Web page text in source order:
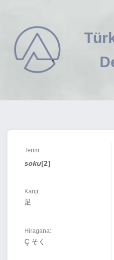
İçeriğe
geç
Terim:
soku[2]
Kanji:
足
Hiragana:
Ç そく